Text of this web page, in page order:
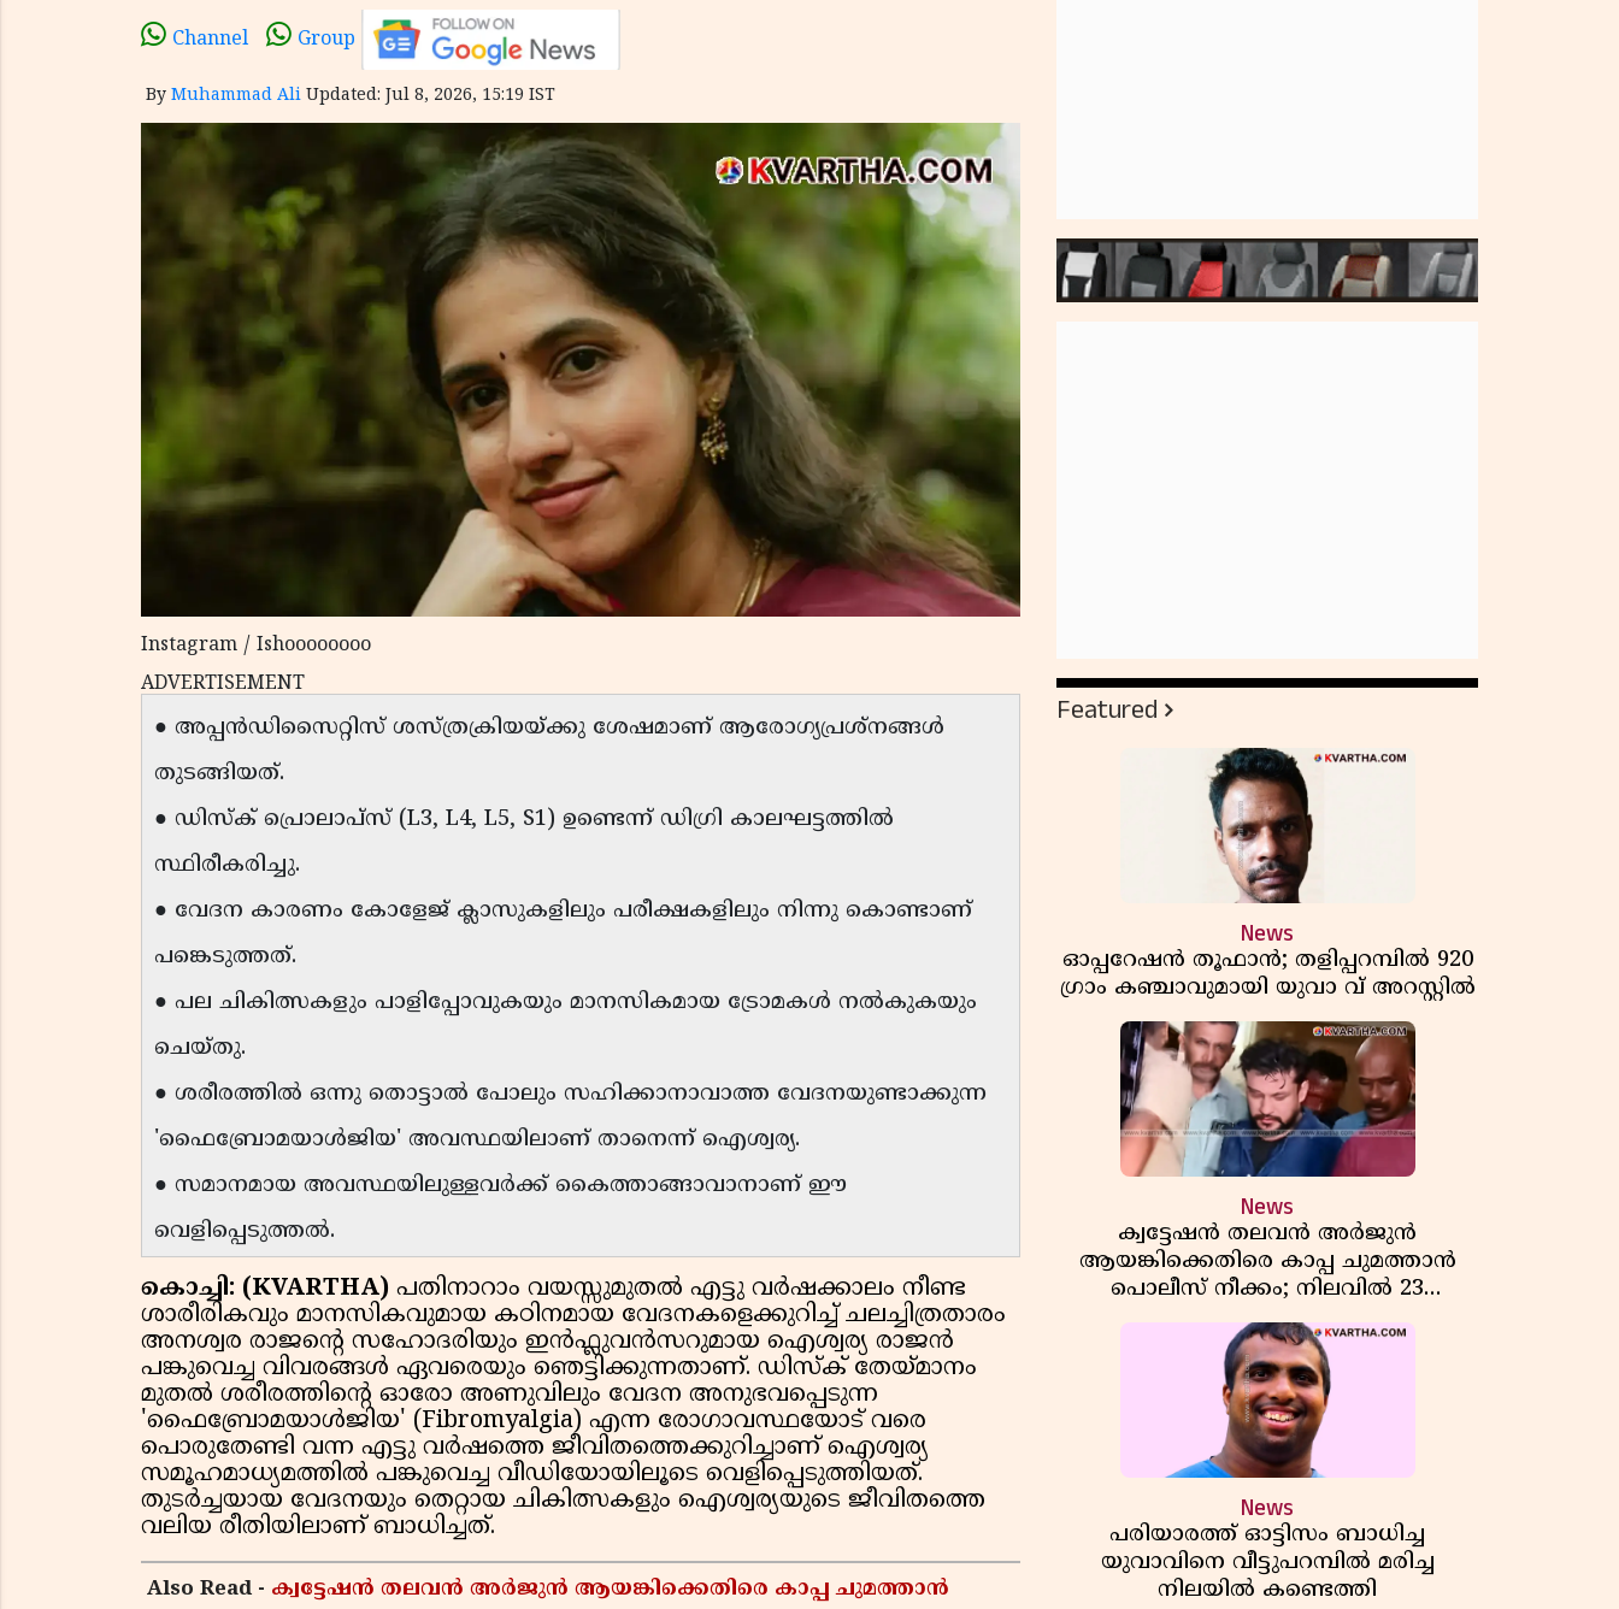
Channel Group
By Muhammad Ali Updated: Jul 8, 2026, 15:19 IST
Instagram / Ishoooooooo
ADVERTISEMENT
● അപ്പൻഡിസൈറ്റിസ് ശസ്ത്രക്രിയയ്ക്കു ശേഷമാണ് ആരോഗ്യപ്രശ്നങ്ങൾ
തുടങ്ങിയത്.
● ഡിസ്ക് പ്രൊലാപ്‌സ് (L3, L4, L5, S1) ഉണ്ടെന്ന് ഡിഗ്രി കാലഘട്ടത്തിൽ
സ്ഥിരീകരിച്ചു.
● വേദന കാരണം കോളേജ് ക്ലാസുകളിലും പരീക്ഷകളിലും നിന്നു കൊണ്ടാണ്
പങ്കെടുത്തത്.
● പല ചികിത്സകളും പാളിപ്പോവുകയും മാനസികമായ ട്രോമകൾ നൽകുകയും
ചെയ്തു.
● ശരീരത്തിൽ ഒന്നു തൊട്ടാൽ പോലും സഹിക്കാനാവാത്ത വേദനയുണ്ടാക്കുന്ന
'ഫൈബ്രോമയാൾജിയ' അവസ്ഥയിലാണ് താനെന്ന് ഐശ്വര്യ.
● സമാനമായ അവസ്ഥയിലുള്ളവർക്ക് കൈത്താങ്ങാവാനാണ് ഈ
വെളിപ്പെടുത്തൽ.
കൊച്ചി: (KVARTHA) പതിനാറാം വയസ്സുമുതൽ എട്ടു വർഷക്കാലം നീണ്ട
ശാരീരികവും മാനസികവുമായ കഠിനമായ വേദനകളെക്കുറിച്ച് ചലച്ചിത്രതാരം
അനശ്വര രാജൻ്റെ സഹോദരിയും ഇൻഫ്ലുവൻസറുമായ ഐശ്വര്യ രാജൻ
പങ്കുവെച്ച വിവരങ്ങൾ ഏവരെയും ഞെട്ടിക്കുന്നതാണ്. ഡിസ്‌ക് തേയ്മാനം
മുതൽ ശരീരത്തിൻ്റെ ഓരോ അണുവിലും വേദന അനുഭവപ്പെടുന്ന
'ഫൈബ്രോമയാൾജിയ' (Fibromyalgia) എന്ന രോഗാവസ്ഥയോട് വരെ
പൊരുതേണ്ടി വന്ന എട്ടു വർഷത്തെ ജീവിതത്തെക്കുറിച്ചാണ് ഐശ്വര്യ
സമൂഹമാധ്യമത്തിൽ പങ്കുവെച്ച വീഡിയോയിലൂടെ വെളിപ്പെടുത്തിയത്.
തുടർച്ചയായ വേദനയും തെറ്റായ ചികിത്സകളും ഐശ്വര്യയുടെ ജീവിതത്തെ
വലിയ രീതിയിലാണ് ബാധിച്ചത്.
Also Read - ക്വട്ടേഷൻ തലവൻ അർജുൻ ആയങ്കിക്കെതിരെ കാപ്പ ചുമത്താൻ
Featured
News
ഓപ്പറേഷൻ തൂഫാൻ; തളിപ്പറമ്പിൽ 920
ഗ്രാം കഞ്ചാവുമായി യുവാ വ് അറസ്റ്റിൽ
News
ക്വട്ടേഷൻ തലവൻ അർജുൻ
ആയങ്കിക്കെതിരെ കാപ്പ ചുമത്താൻ
പൊലീസ് നീക്കം; നിലവിൽ 23
കേസുകൾ
News
പരിയാരത്ത് ഓട്ടിസം ബാധിച്ച
യുവാവിനെ വീട്ടുപറമ്പിൽ മരിച്ച
നിലയിൽ കണ്ടെത്തി